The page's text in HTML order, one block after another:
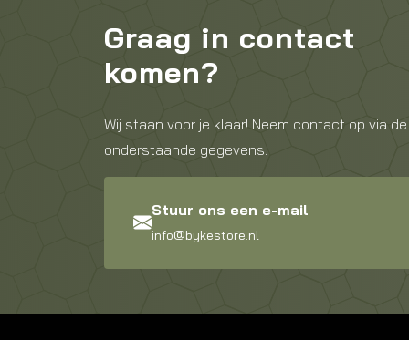
Graag in contact
komen?
Wij staan voor je klaar! Neem contact op via de
onderstaande gegevens.
Stuur ons een e-mail
info@bykestore.nl